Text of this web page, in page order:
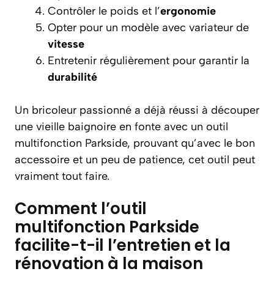
Contrôler le poids et l’ergonomie
Opter pour un modèle avec variateur de
vitesse
Entretenir régulièrement pour garantir la
durabilité
Un bricoleur passionné a déjà réussi à découper
une vieille baignoire en fonte avec un outil
multifonction Parkside, prouvant qu’avec le bon
accessoire et un peu de patience, cet outil peut
vraiment tout faire.
Comment l’outil
multifonction Parkside
facilite-t-il l’entretien et la
rénovation à la maison